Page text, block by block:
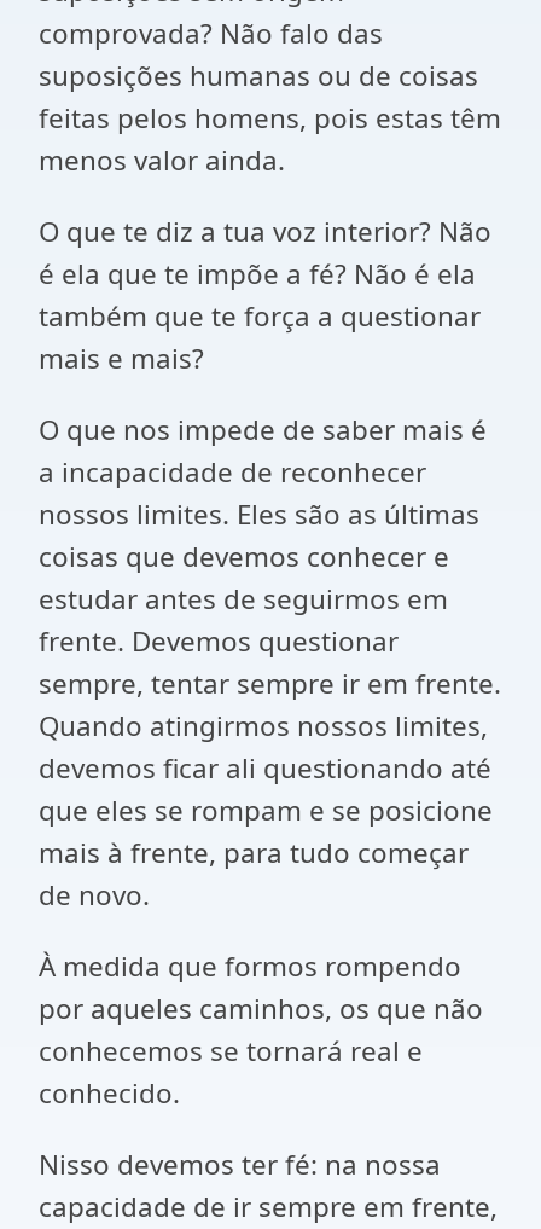
comprovada? Não falo das
suposições humanas ou de coisas
feitas pelos homens, pois estas têm
menos valor ainda.
O que te diz a tua voz interior? Não
é ela que te impõe a fé? Não é ela
também que te força a questionar
mais e mais?
O que nos impede de saber mais é
a incapacidade de reconhecer
nossos limites. Eles são as últimas
coisas que devemos conhecer e
estudar antes de seguirmos em
frente. Devemos questionar
sempre, tentar sempre ir em frente.
Quando atingirmos nossos limites,
devemos ficar ali questionando até
que eles se rompam e se posicione
mais à frente, para tudo começar
de novo.
À medida que formos rompendo
por aqueles caminhos, os que não
conhecemos se tornará real e
conhecido.
Nisso devemos ter fé: na nossa
capacidade de ir sempre em frente,